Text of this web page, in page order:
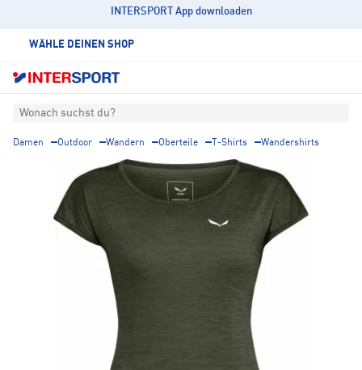
INTERSPORT App downloaden
WÄHLE DEINEN SHOP
Wonach suchst du?
Damen Outdoor Wandern Oberteile T-Shirts Wandershirts